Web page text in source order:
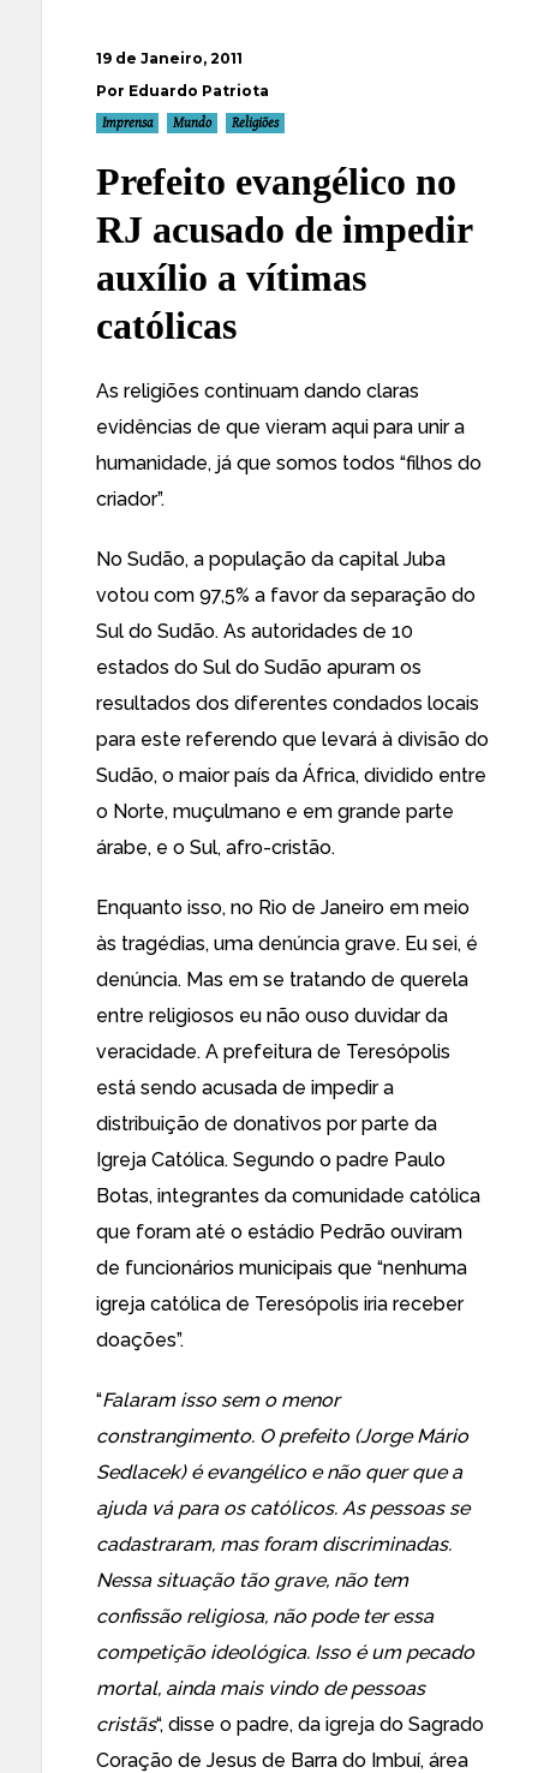
19 de Janeiro, 2011
Por Eduardo Patriota
Imprensa Mundo Religiões
Prefeito evangélico no
RJ acusado de impedir
auxílio a vítimas
católicas
As religiões continuam dando claras
evidências de que vieram aqui para unir a
humanidade, já que somos todos “filhos do
criador”.
No Sudão, a população da capital Juba
votou com 97,5% a favor da separação do
Sul do Sudão. As autoridades de 10
estados do Sul do Sudão apuram os
resultados dos diferentes condados locais
para este referendo que levará à divisão do
Sudão, o maior país da África, dividido entre
o Norte, muçulmano e em grande parte
árabe, e o Sul, afro-cristão.
Enquanto isso, no Rio de Janeiro em meio
às tragédias, uma denúncia grave. Eu sei, é
denúncia. Mas em se tratando de querela
entre religiosos eu não ouso duvidar da
veracidade. A prefeitura de Teresópolis
está sendo acusada de impedir a
distribuição de donativos por parte da
Igreja Católica. Segundo o padre Paulo
Botas, integrantes da comunidade católica
que foram até o estádio Pedrão ouviram
de funcionários municipais que “nenhuma
igreja católica de Teresópolis iria receber
doações”.
“Falaram isso sem o menor
constrangimento. O prefeito (Jorge Mário
Sedlacek) é evangélico e não quer que a
ajuda vá para os católicos. As pessoas se
cadastraram, mas foram discriminadas.
Nessa situação tão grave, não tem
confissão religiosa, não pode ter essa
competição ideológica. Isso é um pecado
mortal, ainda mais vindo de pessoas
cristãs“, disse o padre, da igreja do Sagrado
Coração de Jesus de Barra do Imbuí, área